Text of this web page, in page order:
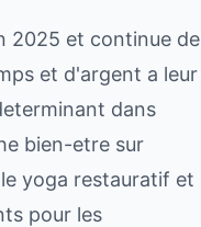
2025 et continue de
et d'argent a leur
dans
bien-etre sur
yoga restauratif et
pour les